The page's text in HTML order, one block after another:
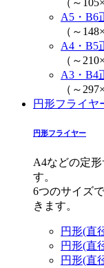
（～
A5・B6
（～
A4・B5
（～
A3・B4
（～
円形フライヤ
円形フライヤー
A4などの定
す。
6つのサイズ
きます。
円形(直
円形(直
円形(直